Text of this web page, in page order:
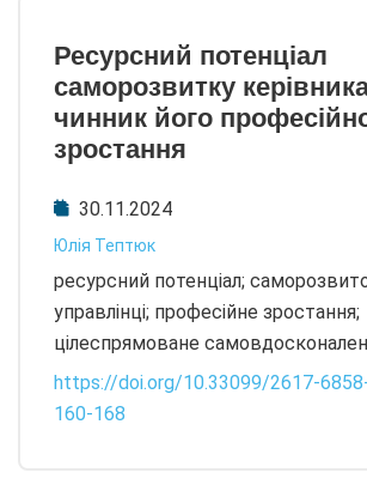
Ресурсний потенціал
саморозвитку
чинник його
зростання
30.11.2024
Юлія Тептюк
ресурсний потенціал;
управлінці; професійне зростання;
цілеспрямоване
https://doi.org/10.33099/2617-
160-168